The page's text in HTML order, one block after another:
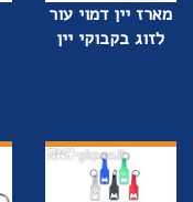
מארז יין דמוי עור
לזוג בקבוקי יין